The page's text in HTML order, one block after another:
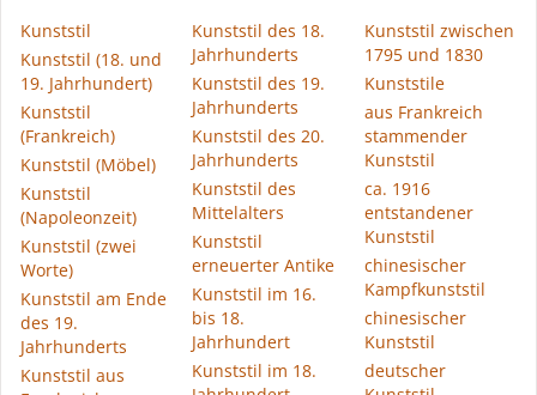
Kunststil
Kunststil (18. und
19. Jahrhundert)
Kunststil
(Frankreich)
Kunststil (Möbel)
Kunststil
(Napoleonzeit)
Kunststil (zwei
Worte)
Kunststil am Ende
des 19.
Jahrhunderts
Kunststil aus
Kunststil des 18.
Jahrhunderts
Kunststil des 19.
Jahrhunderts
Kunststil des 20.
Jahrhunderts
Kunststil des
Mittelalters
Kunststil
erneuerter Antike
Kunststil im 16.
bis 18.
Jahrhundert
Kunststil im 18.
Kunststil zwischen
1795 und 1830
Kunststile
aus Frankreich
stammender
Kunststil
ca. 1916
entstandener
Kunststil
chinesischer
Kampfkunststil
chinesischer
Kunststil
deutscher